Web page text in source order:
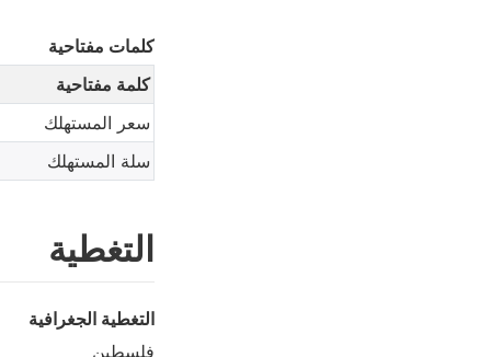
كلمات مفتاحية
كلمة مفتاحية
سعر المستهلك
سلة المستهلك
التغطية
التغطية الجغرافية
فلسطين